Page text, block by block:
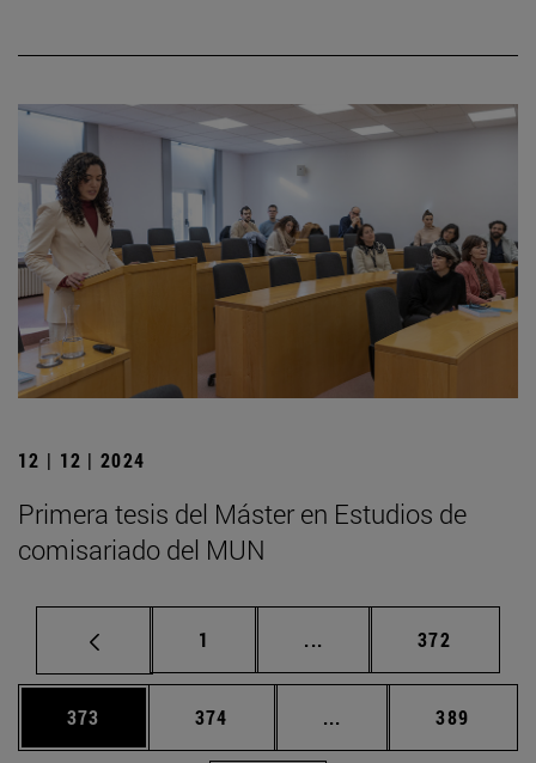
12 | 12 | 2024
Primera tesis del Máster en Estudios de
comisariado del MUN
Página
1 ... Páginas intermedias
Página
372
Página
373 Página
374 ... Páginas intermedias
Página
389